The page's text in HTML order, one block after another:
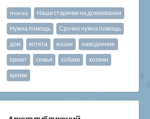
money Наши старички на дожиивании
Нужна помощь Срочно нужна помощь
дом котята кошки наводнение
приют семья собаки хозяин
щенки